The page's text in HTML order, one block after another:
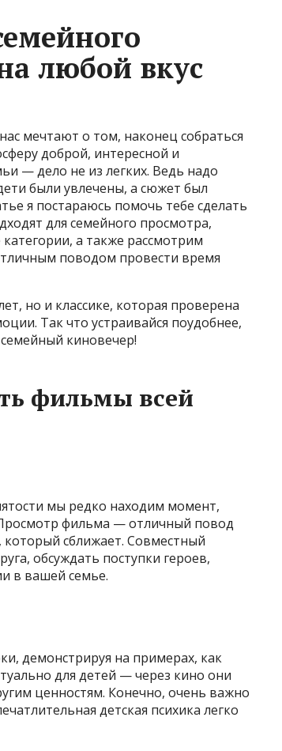
любой вкус
мечтают о том, наконец собраться
доброй, интересной и
— дело не из легких. Ведь надо
были увлечены, а сюжет был
я постараюсь помочь тебе сделать
для семейного просмотра,
а также рассмотрим
поводом провести время
но и классике, которая проверена
Так что устраивайся поудобнее,
киновечер!
фильмы всей
мы редко находим момент,
фильма — отличный повод
сближает. Совместный
обсуждать поступки героев,
в вашей семье.
демонстрируя на примерах, как
для детей — через кино они
ценностям. Конечно, очень важно
детская психика легко